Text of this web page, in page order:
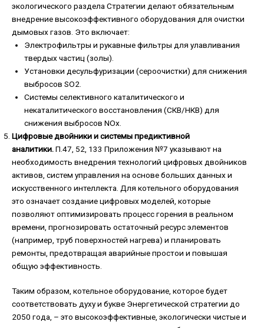
экологического раздела Стратегии делают обязательным
внедрение высокоэффективного оборудования для очистки
дымовых газов. Это включает:
Электрофильтры и рукавные фильтры для улавливания
твердых частиц (золы).
Установки десульфуризации (сероочистки) для снижения
выбросов SO2.
Системы селективного каталитического и
некаталитического восстановления (СКВ/НКВ) для
снижения выбросов NOx.
Цифровые двойники и системы предиктивной
аналитики.П.47, 52, 133 Приложения №7 указывают на
необходимость внедрения технологий цифровых двойников
активов, систем управления на основе больших данных и
искусственного интеллекта. Для котельного оборудования
это означает создание цифровых моделей, которые
позволяют оптимизировать процесс горения в реальном
времени, прогнозировать остаточный ресурс элементов
(например, труб поверхностей нагрева) и планировать
ремонты, предотвращая аварийные простои и повышая
общую эффективность.
Таким образом, котельное оборудование, которое будет
соответствовать духу и букве Энергетической стратегии до
2050 года, – это высокоэффективные, экологически чистые и